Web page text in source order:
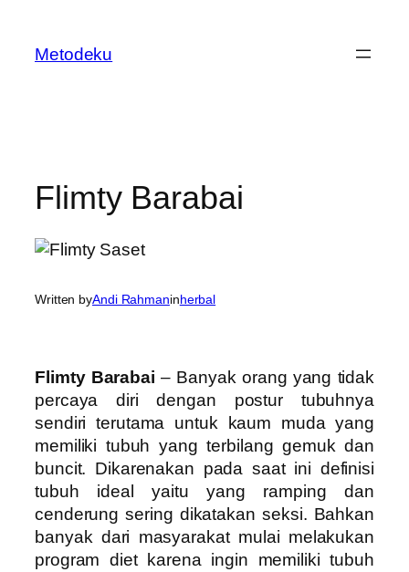
content
Metodeku
Flimty Barabai
Written byAndi Rahmaninherbal
Flimty Barabai– Banyak orang yang tidak
percaya diri dengan postur tubuhnya
sendiri terutama untuk kaum muda yang
memiliki tubuh yang terbilang gemuk dan
buncit. Dikarenakan pada saat ini definisi
tubuh ideal yaitu yang ramping dan
cenderung sering dikatakan seksi. Bahkan
banyak dari masyarakat mulai melakukan
program diet karena ingin memiliki tubuh